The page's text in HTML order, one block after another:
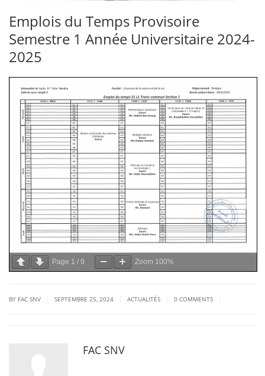
Emplois du Temps Provisoire
Semestre 1 Année Universitaire 2024-
2025
Page 1 / 9 Zoom 100%
BY FAC SNV SEPTEMBRE 25, 2024 ACTUALITÉS 0 COMMENTS
FAC SNV